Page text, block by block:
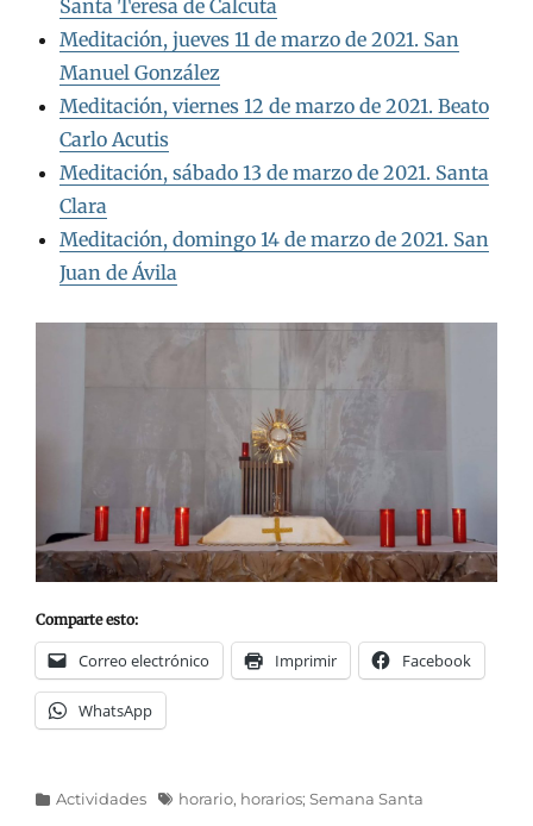
Santa Teresa de Calcuta
Meditación, jueves 11 de marzo de 2021. San
Manuel González
Meditación, viernes 12 de marzo de 2021. Beato
Carlo Acutis
Meditación, sábado 13 de marzo de 2021. Santa
Clara
Meditación, domingo 14 de marzo de 2021. San
Juan de Ávila
Comparte esto:
Correo electrónico Imprimir Facebook
WhatsApp
Categorías
Actividades Etiquetas
horario, horarios; Semana Santa